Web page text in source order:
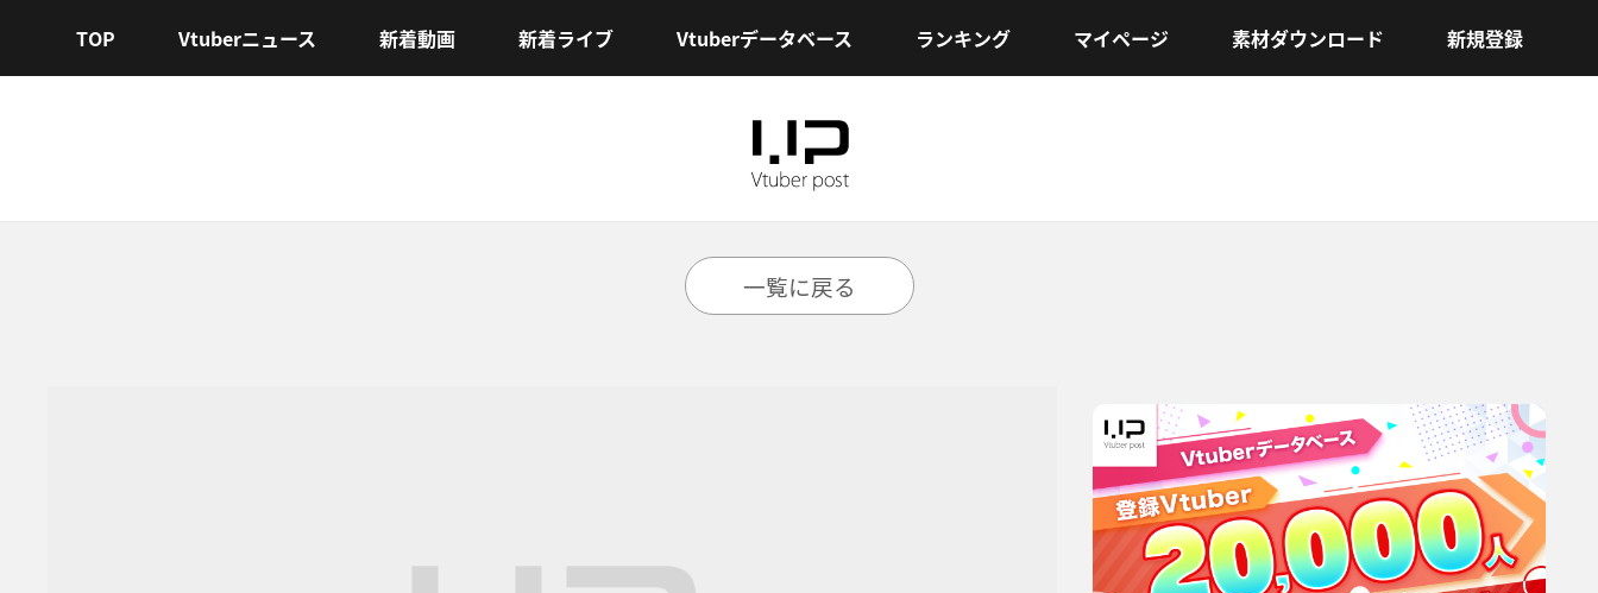
TOP Vtuberニュース 新着動画 新着ライブ Vtuberデータベース ランキング マイページ 素材ダウンロード 新規登録
一覧に戻る